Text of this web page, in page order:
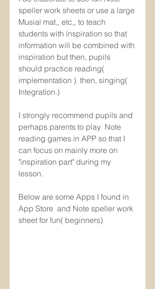
speller work sheets or use a large
Musial mat,, etc,, to teach
students with inspiration so that
information will be combined with
inspiration but then, pupils
should practice reading(
implementation )  then, singing(
Integration.)
I strongly recommend pupils and
perhaps parents to play  Note
reading games in APP so that I
can focus on mainly more on
"inspiration part" during my
lesson.
Below are some Apps I found in
App Store  and Note speller work
sheet for fun( beginners)